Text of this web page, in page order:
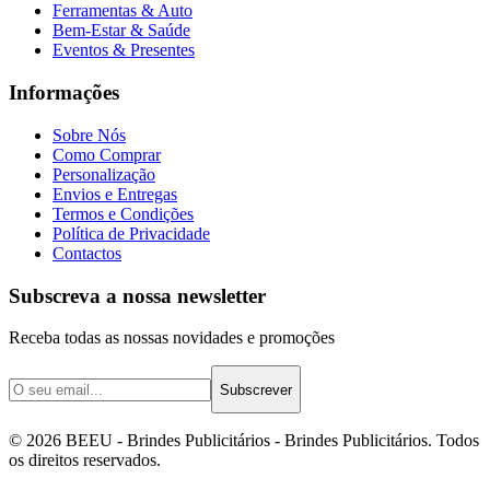
Ferramentas & Auto
Bem-Estar & Saúde
Eventos & Presentes
Informações
Sobre Nós
Como Comprar
Personalização
Envios e Entregas
Termos e Condições
Política de Privacidade
Contactos
Subscreva a nossa newsletter
Receba todas as nossas novidades e promoções
Subscrever
© 2026 BEEU - Brindes Publicitários - Brindes Publicitários. Todos
os direitos reservados.